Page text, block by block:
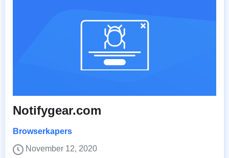
Notifygear.com
Browserkapers
November 12, 2020